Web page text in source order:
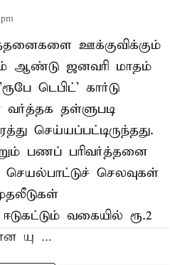
ஊக்குவிக்கும்
ஆண்டு ஜனவரி மாதம்
டெபிட்' கார்டு
வர்த்தக தள்ளுபடி
செய்யப்பட்டிருந்தது.
பணப் பரிவர்த்தனை
செலவுகள்
வகையில் ரூ.2
யு ...